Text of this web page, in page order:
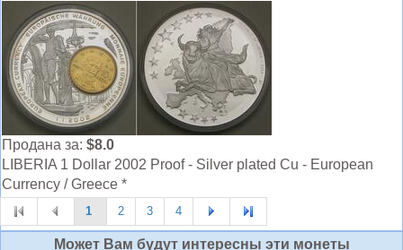
Продана за: $8.0
LIBERIA 1 Dollar 2002 Proof - Silver plated Cu - European
Currency / Greece *
1 2 3 4
Может Вам будут интересны эти монеты